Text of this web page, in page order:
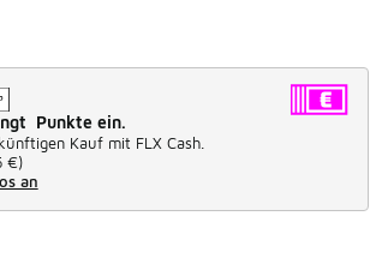
Punkte ein.
Kauf mit FLX Cash.
€)
an